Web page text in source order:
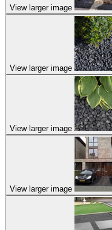
View larger image
View larger image
View larger image
View larger image